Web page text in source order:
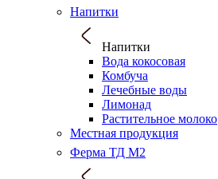
Напитки
Напитки
Вода кокосовая
Комбуча
Лечебные воды
Лимонад
Растительное молоко
Местная продукция
Ферма ТД М2